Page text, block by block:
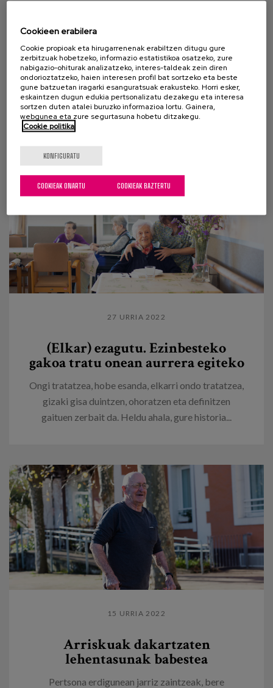
hiri lagunkoien diseinuan
aurrera eginez
Hirien Munduko Egunean, hiriak nola eralda
daitezkeen hausnartu nahi dugu, adin guztietarako
espazio inklusiboagoak sortzeko. Gai horren
harira,...
27 URRIA 2022
(Elkar) ezagutu. Ezinbesteko
gakoa tratu onean aurrera egiteko
Ongi tratatzea, hobe esanda, elkarri ondo tratatzea,
gizaki gisa duintzen, ohoratzen eta definitzen
gaituen zerbait da. Heldu ahala, gure historia...
15 URRIA 2022
Arriskuak dakartzaten
lehentasunak babestea
Pertsona erdigunean jarriz zaintzeak, bere
Cookieen erabilera
Cookie propioak eta hirugarrenenak erabiltzen ditugu gure
zerbitzuak hobetzeko, informazio estatistikoa osatzeko, zure
nabigazio-ohiturak analizatzeko, interes-taldeak zein diren
ondorioztatzeko, haien interesen profil bat sortzeko eta beste
gune batzuetan iragarki esanguratsuak erakusteko. Horri esker,
eskaintzen dugun edukia pertsonalizatu dezakegu eta interesa
sortzen duten atalei buruzko informazioa lortu. Gainera,
webgunea eta zure segurtasuna hobetu ditzakegu.
Cookie politika
KONFIGURATU
COOKIEAK BAZTERTU
COOKIEAK ONARTU